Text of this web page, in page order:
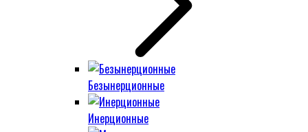
Безынерционные
Инерционные